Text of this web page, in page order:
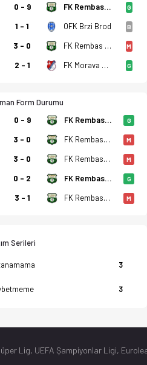
0 - 9 FK Rembas Resavica G
1 - 1 OFK Brzi Brod B
3 - 0 FK Rembas Resavica M
2 - 1 FK Morava Cuprija G
Form Durumu
0 - 9 FK Rembas Resavica G
3 - 0 FK Rembas Resavica M
3 - 0 FK Rembas Resavica M
0 - 2 FK Rembas Resavica G
3 - 1 FK Rembas Resavica M
Serileri
3
3
Lig, UEFA Şampiyonlar Ligi,